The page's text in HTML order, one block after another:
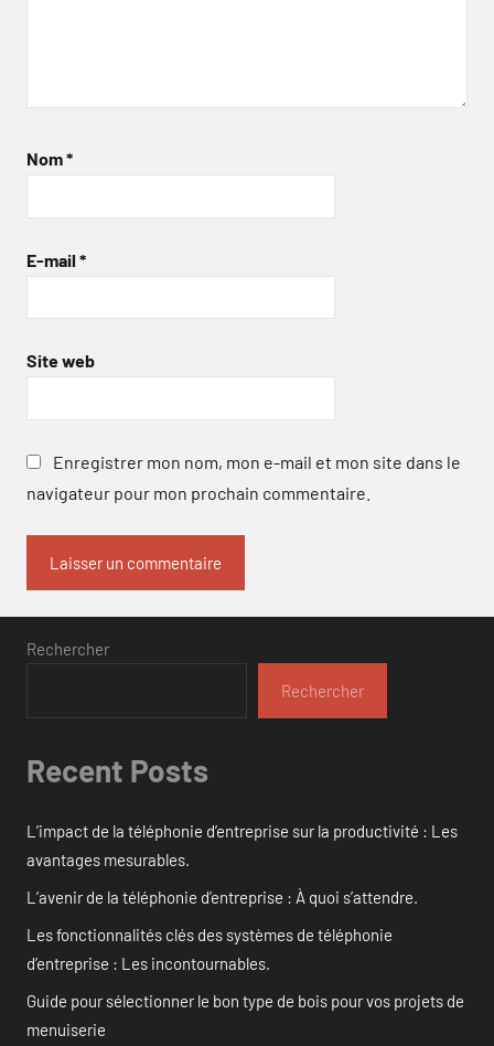
Nom*
E-mail *
Site web
Enregistrer mon nom, mon e-mail et mon site dans le
navigateur pour mon prochain commentaire.
Rechercher
Rechercher
Recent Posts
L’impact de la téléphonie d’entreprise sur la productivité : Les
avantages mesurables.
L’avenir de la téléphonie d’entreprise : À quoi s’attendre.
Les fonctionnalités clés des systèmes de téléphonie
d’entreprise : Les incontournables.
Guide pour sélectionner le bon type de bois pour vos projets de
menuiserie